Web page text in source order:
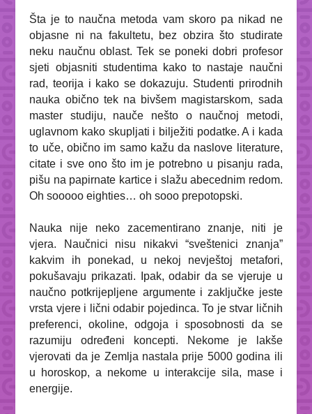
Šta je to naučna metoda vam skoro pa nikad ne
objasne ni na fakultetu, bez obzira što studirate
neku naučnu oblast. Tek se poneki dobri profesor
sjeti objasniti studentima kako to nastaje naučni
rad, teorija i kako se dokazuju. Studenti prirodnih
nauka obično tek na bivšem magistarskom, sada
master studiju, nauče nešto o naučnoj metodi,
uglavnom kako skupljati i bilježiti podatke. A i kada
to uče, obično im samo kažu da naslove literature,
citate i sve ono što im je potrebno u pisanju rada,
pišu na papirnate kartice i slažu abecednim redom.
Oh sooooo eighties… oh sooo prepotopski.
Nauka nije neko zacementirano znanje, niti je
vjera. Naučnici nisu nikakvi “sveštenici znanja”
kakvim ih ponekad, u nekoj nevještoj metafori,
pokušavaju prikazati. Ipak, odabir da se vjeruje u
naučno potkrijepljene argumente i zaključke jeste
vrsta vjere i lični odabir pojedinca. To je stvar ličnih
preferenci, okoline, odgoja i sposobnosti da se
razumiju određeni koncepti. Nekome je lakše
vjerovati da je Zemlja nastala prije 5000 godina ili
u horoskop, a nekome u interakcije sila, mase i
energije.